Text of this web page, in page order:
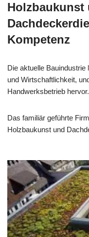
Holzbaukunst
Kompetenz
Die aktuelle
und Wirtschaftlichkeit,
Handwerksbetrieb hervor.
Das familiär geführte
Holzbaukunst und